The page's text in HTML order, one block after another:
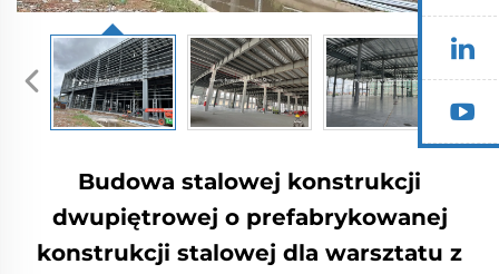
Budowa stalowej konstrukcji
dwupiętrowej o prefabrykowanej
konstrukcji stalowej dla warsztatu z